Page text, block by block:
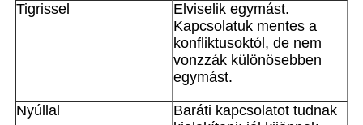
Tigrissel
Elviselik egymást.
Kapcsolatuk mentes a
konfliktusoktól, de nem
vonzzák különösebben
egymást.
Nyúllal
Baráti kapcsolatot tudnak